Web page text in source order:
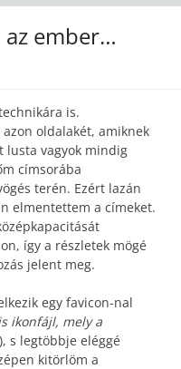
ember…
is.
oldalakét, amiknek
lusta vagyok mindig
címsorába
terén. Ezért lazán
elmentettem a címeket.
így a részletek mögé
jelent meg.
egy favicon-nal
ikonfájl, mely a
), s legtöbbje eléggé
kitörlöm a